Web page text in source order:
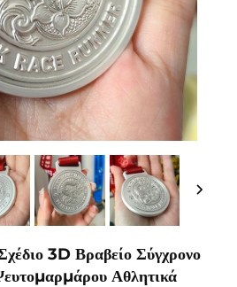
3D Βραβείο Σύγχρονο
Αθλητικά